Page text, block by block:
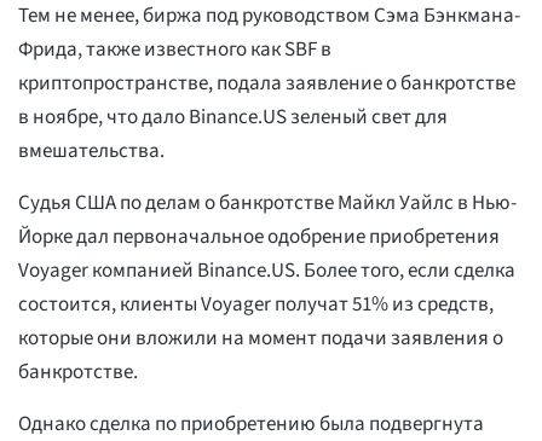
Тем не менее, биржа под руководством Сэма Бэнкмана-
Фрида, также известного как SBF в
криптопространстве, подала заявление о банкротстве
в ноябре, что дало Binance.US зеленый свет для
вмешательства.
Судья США по делам о банкротстве Майкл Уайлс в Нью-
Йорке дал первоначальное одобрение приобретения
Voyager компанией Binance.US. Более того, если сделка
состоится, клиенты Voyager получат 51% из средств,
которые они вложили на момент подачи заявления о
банкротстве.
Однако сделка по приобретению была подвергнута